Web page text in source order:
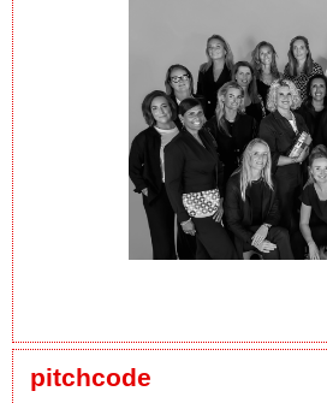
pitchcode